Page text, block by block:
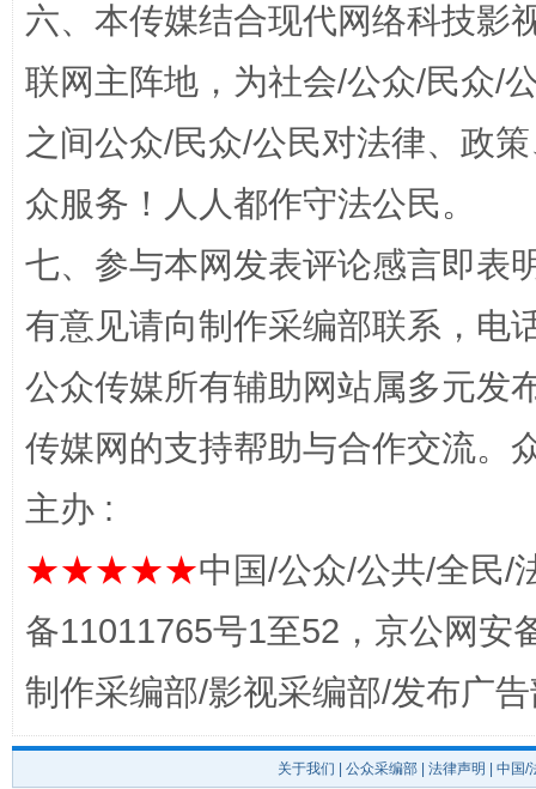
“蜀中异人”王建安的艺术幻境
完善运行机制助力责任有效落实 一纸欠
六、本传媒结合现代网络科技影
联网主阵地，为社会/公众/民众/
之间公众/民众/公民对法律、政
众服务！人人都作守法公民。
七、参与本网发表评论感言即表
有意见请向制作采编部联系，电
公众传媒所有辅助网站属多元发
传媒网的支持帮助与合作交流。
主办 :
★★★★★中国/公众/公共/全民/
备11011765号1至52，京公网安
制作采编部/影视采编部/发布广
关于我们 公众采编部 法律声明 | 中国